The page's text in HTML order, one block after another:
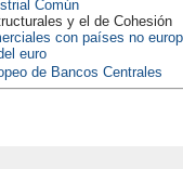
Común
y el de Cohesión
con países no
euro
de Bancos Centrales